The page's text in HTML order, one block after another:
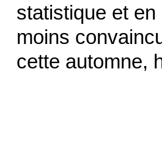
statistique et
moins
cette automne,